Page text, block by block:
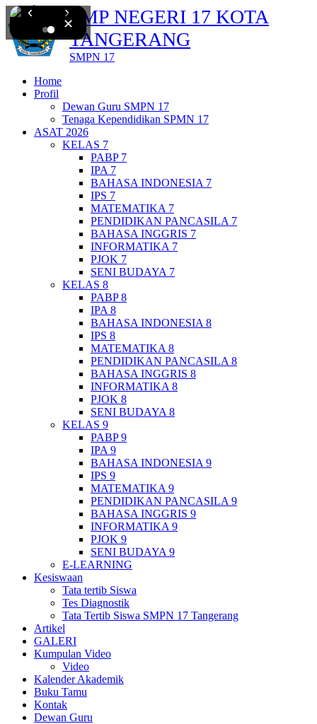
✕
‹ ›SMP NEGERI 17 KOTA
TANGERANG
SMPN 17
Home
Profil
Dewan Guru SMPN 17
Tenaga Kependidikan SPMN 17
ASAT 2026
KELAS 7
PABP 7
IPA 7
BAHASA INDONESIA 7
IPS 7
MATEMATIKA 7
PENDIDIKAN PANCASILA 7
BAHASA INGGRIS 7
INFORMATIKA 7
PJOK 7
SENI BUDAYA 7
KELAS 8
PABP 8
IPA 8
BAHASA INDONESIA 8
IPS 8
MATEMATIKA 8
PENDIDIKAN PANCASILA 8
BAHASA INGGRIS 8
INFORMATIKA 8
PJOK 8
SENI BUDAYA 8
KELAS 9
PABP 9
IPA 9
BAHASA INDONESIA 9
IPS 9
MATEMATIKA 9
PENDIDIKAN PANCASILA 9
BAHASA INGGRIS 9
INFORMATIKA 9
PJOK 9
SENI BUDAYA 9
E-LEARNING
Kesiswaan
Tata tertib Siswa
Tes Diagnostik
Tata Tertib Siswa SMPN 17 Tangerang
Artikel
GALERI
Kumpulan Video
Video
Kalender Akademik
Buku Tamu
Kontak
Dewan Guru